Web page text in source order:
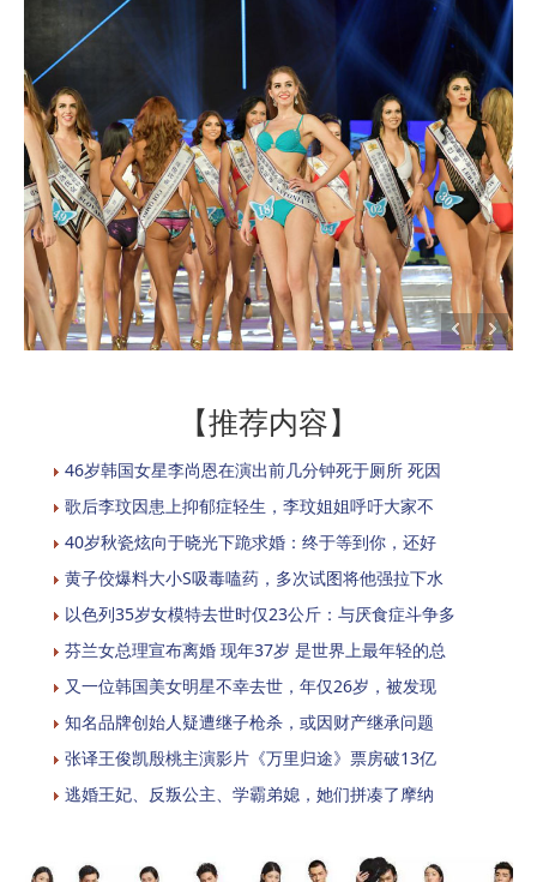
【推荐内容】
46岁韩国女星李尚恩在演出前几分钟死于厕所 死因
歌后李玟因患上抑郁症轻生，李玟姐姐呼吁大家不
40岁秋瓷炫向于晓光下跪求婚：终于等到你，还好
黄子佼爆料大小S吸毒嗑药，多次试图将他强拉下水
以色列35岁女模特去世时仅23公斤：与厌食症斗争多
芬兰女总理宣布离婚 现年37岁 是世界上最年轻的总
又一位韩国美女明星不幸去世，年仅26岁，被发现
知名品牌创始人疑遭继子枪杀，或因财产继承问题
张译王俊凯殷桃主演影片《万里归途》票房破13亿
逃婚王妃、反叛公主、学霸弟媳，她们拼凑了摩纳